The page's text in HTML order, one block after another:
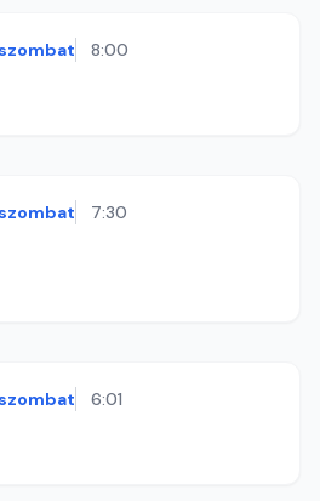
szombat 8:00
szombat 7:30
szombat 6:01